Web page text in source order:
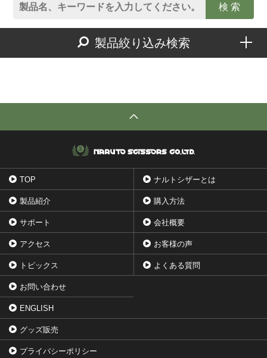
製品絞り込み検索
TOP ナルトシザーとは
製品紹介 購入方法
サポート 会社概要
アクセス お客様の声
トピックス よくある質問
お問い合わせ
ENGLISH
グッズ販売
プライバシーポリシー